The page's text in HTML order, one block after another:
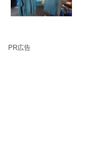
PR広告